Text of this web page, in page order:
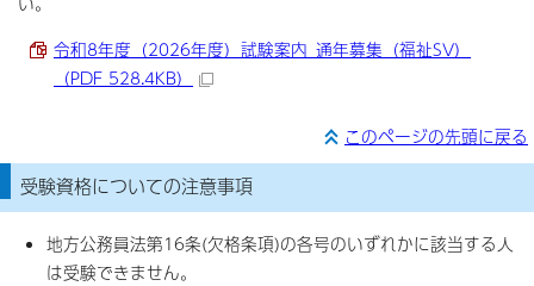
令和8年度（2026年度）試験案内_通年募集（福祉SV）
（PDF 528.4KB）
このページの先頭に戻る
受験資格についての注意事項
地方公務員法第16条(欠格条項)の各号のいずれかに該当する人
は受験できません。